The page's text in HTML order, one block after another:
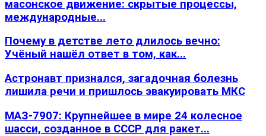
масонское движение: скрытые процессы,
международные...
Почему в детстве лето длилось вечно:
Учёный нашёл ответ в том, как...
Астронавт признался, загадочная болезнь
лишила речи и пришлось эвакуировать МКС
МАЗ-7907: Крупнейшее в мире 24 колесное
шасси, созданное в СССР для ракет...